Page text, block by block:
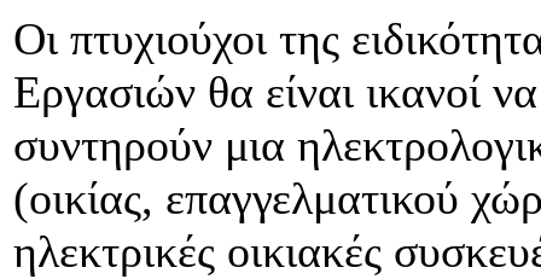
Οι πτυχιούχοι της
Εργασιών θα είναι ικανοί
συντηρούν μια
(οικίας, επαγγελματικού
ηλεκτρικές οικιακές